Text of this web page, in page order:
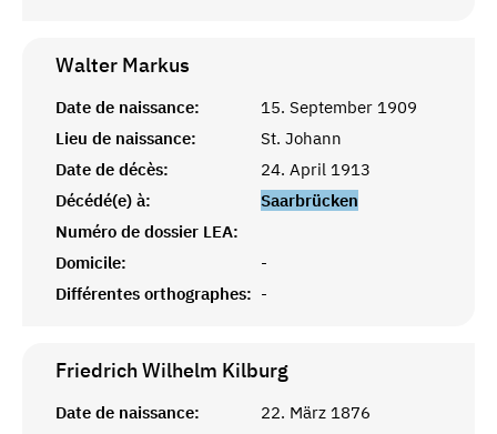
Walter Markus
Date de naissance:
15. September 1909
Lieu de naissance:
St. Johann
Date de décès:
24. April 1913
Décédé(e) à:
Saarbrücken
Numéro de dossier LEA:
Domicile:
-
Différentes orthographes: -
Friedrich Wilhelm Kilburg
Date de naissance:
22. März 1876